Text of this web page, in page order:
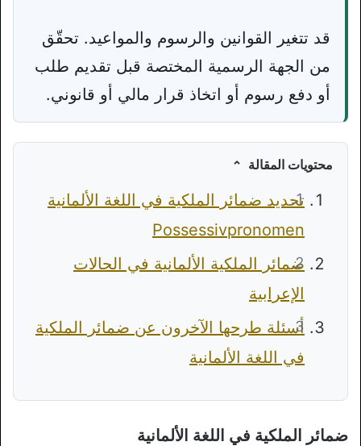
قد تتغير القوانين والرسوم والمواعيد. تحقّق
من الجهة الرسمية المختصة قبل تقديم طلب
أو دفع رسوم أو اتخاذ قرار مالي أو قانوني.
محتويات المقالة
تحديد ضمائر الملكية في اللغة الألمانية
Possessivpronomen
ضمائر الملكية الألمانية في الحالات
الإعرابية
أسئلة طرحها الآخرون عن ضمائر الملكية
في اللغة الألمانية
ضمائر الملكية في اللغة الألمانية